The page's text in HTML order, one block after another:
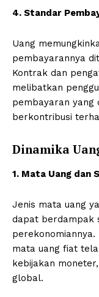
4. Standar
Uang
pembayarannya
Kontrak dan
melibatkan
pembayaran yang
berkontribusi
Dinamika
1. Mata Uang dan
Jenis mata uang
dapat berdampak
mata uang fiat
kebijakan
global.